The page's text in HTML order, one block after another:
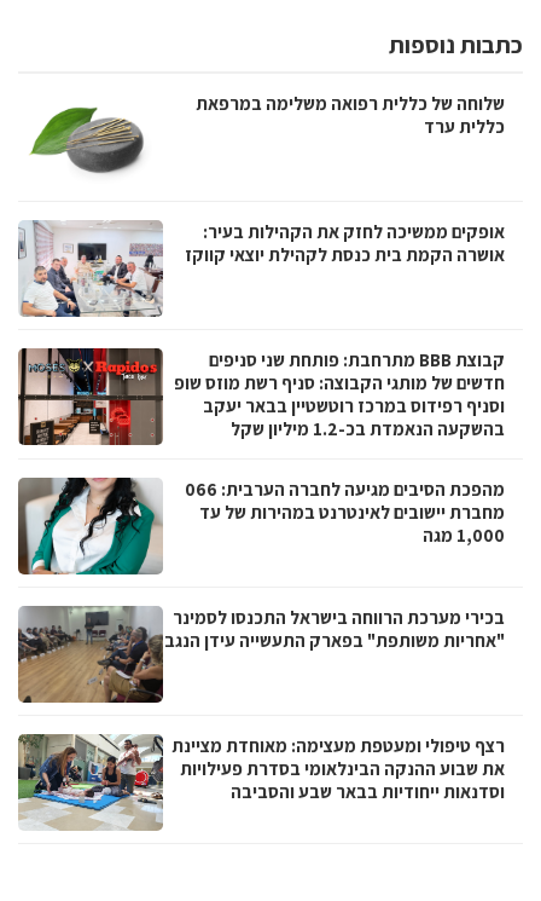
כתבות נוספות
שלוחה של כללית רפואה משלימה במרפאת
כללית ערד
אופקים ממשיכה לחזק את הקהילות בעיר:
אושרה הקמת בית כנסת לקהילת יוצאי קווקז
קבוצת BBB מתרחבת: פותחת שני סניפים
חדשים של מותגי הקבוצה: סניף רשת מוזס שופ
וסניף רפידוס במרכז רוטשטיין בבאר יעקב
בהשקעה הנאמדת בכ-1.2 מיליון שקל
מהפכת הסיבים מגיעה לחברה הערבית: 066
מחברת יישובים לאינטרנט במהירות של עד
1,000 מגה
בכירי מערכת הרווחה בישראל התכנסו לסמינר
"אחריות משותפת" בפארק התעשייה עידן הנגב
רצף טיפולי ומעטפת מעצימה: מאוחדת מציינת
את שבוע ההנקה הבינלאומי בסדרת פעילויות
וסדנאות ייחודיות בבאר שבע והסביבה